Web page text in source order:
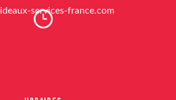
services-france.com